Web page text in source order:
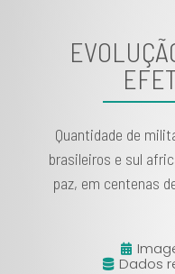
Quantidade de
brasileiros e sul
paz, em centenas
Dados